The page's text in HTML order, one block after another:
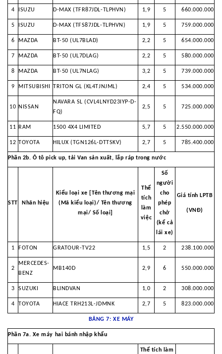
4 ISUZU D-MAX (TFR87JDL-TLPHVN) 1,9 5 660.000.000
5 ISUZU D-MAX (TFS87JDL-TLPHVN) 1,9 5 759.000.000
6 MAZDA BT-50 (UL7BLAD) 2,2 5 654.000.000
7 MAZDA BT-50 (UL7DLAG) 2,2 5 580.000.000
8 MAZDA BT-50 (UL7NLAG) 3,2 5 739.000.000
9 MITSUBISHI TRITON GL (KL4TJNJML) 2,4 5 534.000.000
10 NISSAN
NAVARA SL (CVL4LNYD23IYP-D-
FQ)
2,5 5 725.000.000
11 RAM 1500 4X4 LIMITED 5,7 5 2.550.000.000
12 TOYOTA HILUX (TGN126L-DTTSKV) 2,7 5 785.400.000
Phần 2b. Ô tô pick up, tải Van sản xuất, lắp ráp trong nước
STT Nhãn hiệu
Kiểu loại xe [Tên thương mại
(Mã kiểu loại)/ Tên thương
mại/ Số loại]
Thể
tích
làm
việc
Số
người
cho
phép
chở
(kể cả
lái xe)
Giá tính LPTB
(VNĐ)
1 FOTON GRATOUR-TV22 1,5 2 238.100.000
2
MERCEDES-
BENZ
MB140D 2,9 6 550.000.000
3 SUZUKI BLINDVAN 1,0 2 308.000.000
4 TOYOTA HIACE TRH213L-JDMNK 2,7 5 823.000.000
BẢNG 7: XE MÁY
Phần 7a. Xe máy hai bánh nhập khẩu
Thể tích làm